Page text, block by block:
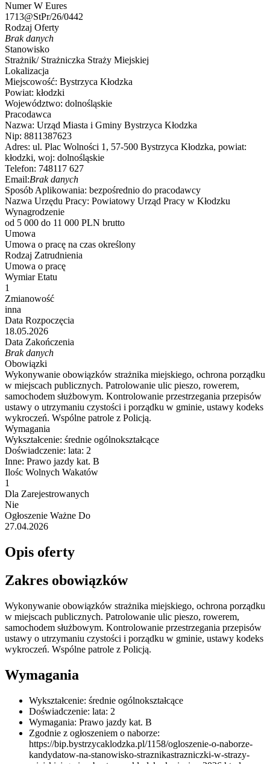
Numer W Eures
1713@StPr/26/0442
Rodzaj Oferty
Brak danych
Stanowisko
Strażnik/ Strażniczka Straży Miejskiej
Lokalizacja
Miejscowość: Bystrzyca Kłodzka
Powiat: kłodzki
Województwo: dolnośląskie
Pracodawca
Nazwa: Urząd Miasta i Gminy Bystrzyca Kłodzka
Nip: 8811387623
Adres: ul. Plac Wolności 1, 57-500 Bystrzyca Kłodzka, powiat:
kłodzki, woj: dolnośląskie
Telefon: 748117 627
Email:Brak danych
Sposób Aplikowania: bezpośrednio do pracodawcy
Nazwa Urzędu Pracy: Powiatowy Urząd Pracy w Kłodzku
Wynagrodzenie
od 5 000 do 11 000 PLN brutto
Umowa
Umowa o pracę na czas określony
Rodzaj Zatrudnienia
Umowa o pracę
Wymiar Etatu
1
Zmianowość
inna
Data Rozpoczęcia
18.05.2026
Data Zakończenia
Brak danych
Obowiązki
Wykonywanie obowiązków strażnika miejskiego, ochrona porządku
w miejscach publicznych. Patrolowanie ulic pieszo, rowerem,
samochodem służbowym. Kontrolowanie przestrzegania przepisów
ustawy o utrzymaniu czystości i porządku w gminie, ustawy kodeks
wykroczeń. Wspólne patrole z Policją.
Wymagania
Wykształcenie: średnie ogólnokształcące
Doświadczenie: lata: 2
Inne: Prawo jazdy kat. B
Ilośc Wolnych Wakatów
1
Dla Zarejestrowanych
Nie
Ogłoszenie Ważne Do
27.04.2026
Opis oferty
Zakres obowiązków
Wykonywanie obowiązków strażnika miejskiego, ochrona porządku
w miejscach publicznych. Patrolowanie ulic pieszo, rowerem,
samochodem służbowym. Kontrolowanie przestrzegania przepisów
ustawy o utrzymaniu czystości i porządku w gminie, ustawy kodeks
wykroczeń. Wspólne patrole z Policją.
Wymagania
Wykształcenie: średnie ogólnokształcące
Doświadczenie: lata: 2
Wymagania: Prawo jazdy kat. B
Zgodnie z ogłoszeniem o naborze:
https://bip.bystrzycaklodzka.pl/1158/ogloszenie-o-naborze-
kandydatow-na-stanowisko-straznikastrazniczki-w-strazy-